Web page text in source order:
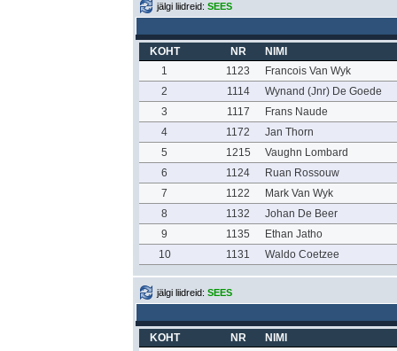
jälgi liidreid: SEES
KOHT NR
NIMI
1
1123
Francois Van Wyk
2
1114
Wynand (Jnr) De Goede
3
1117
Frans Naude
4
1172
Jan Thorn
5
1215
Vaughn Lombard
6
1124
Ruan Rossouw
7
1122
Mark Van Wyk
8
1132
Johan De Beer
9
1135
Ethan Jatho
10
1131 Waldo Coetzee
jälgi liidreid: SEES
KOHT NR NIMI